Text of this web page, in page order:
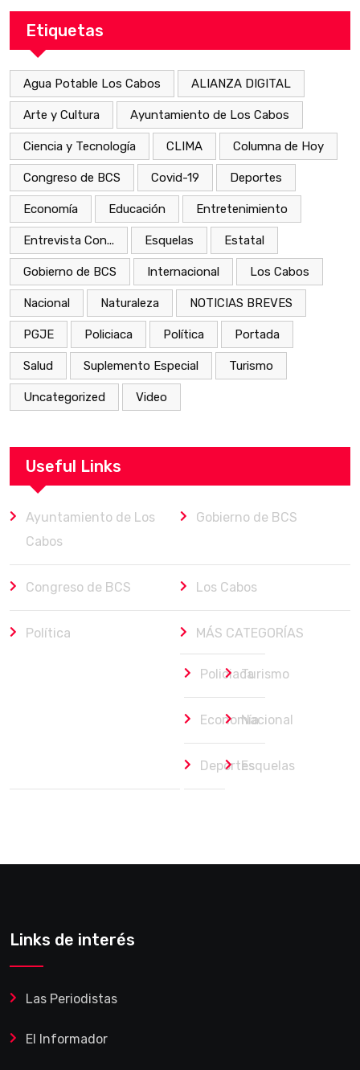
Etiquetas
Agua Potable Los Cabos ALIANZA DIGITAL
Arte y Cultura Ayuntamiento de Los Cabos
Ciencia y Tecnología CLIMA Columna de Hoy
Congreso de BCS Covid-19 Deportes
Economía Educación Entretenimiento
Entrevista Con... Esquelas Estatal
Gobierno de BCS Internacional Los Cabos
Nacional Naturaleza NOTICIAS BREVES
PGJE Policiaca Política Portada
Salud Suplemento Especial Turismo
Uncategorized Video
Useful Links
Ayuntamiento de Los
Cabos
Gobierno de BCS
Congreso de BCS Los Cabos
Política MÁS CATEGORÍAS
PoliciacaTurismo
EconomíaNacional
DeportesEsquelas
Links de interés
Las Periodistas
El Informador